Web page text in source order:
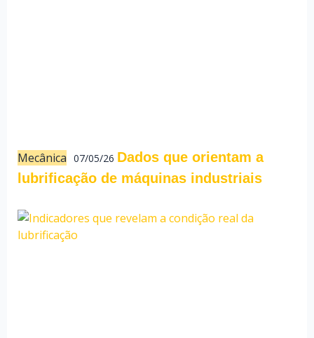
Mecânica 07/05/26 Dados que orientam a
lubrificação de máquinas industriais